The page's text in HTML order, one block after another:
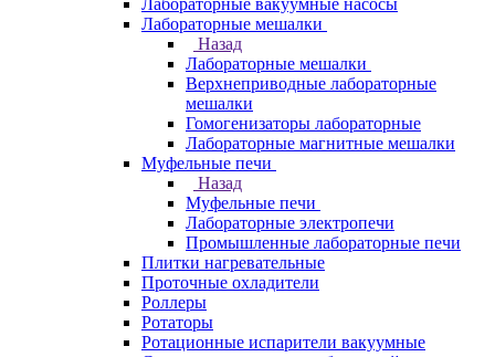
Лабораторные вакуумные насосы
Лабораторные мешалки
Назад
Лабораторные мешалки
Верхнеприводные лабораторные
мешалки
Гомогенизаторы лабораторные
Лабораторные магнитные мешалки
Муфельные печи
Назад
Муфельные печи
Лабораторные электропечи
Промышленные лабораторные печи
Плитки нагревательные
Проточные охладители
Роллеры
Ротаторы
Ротационные испарители вакуумные